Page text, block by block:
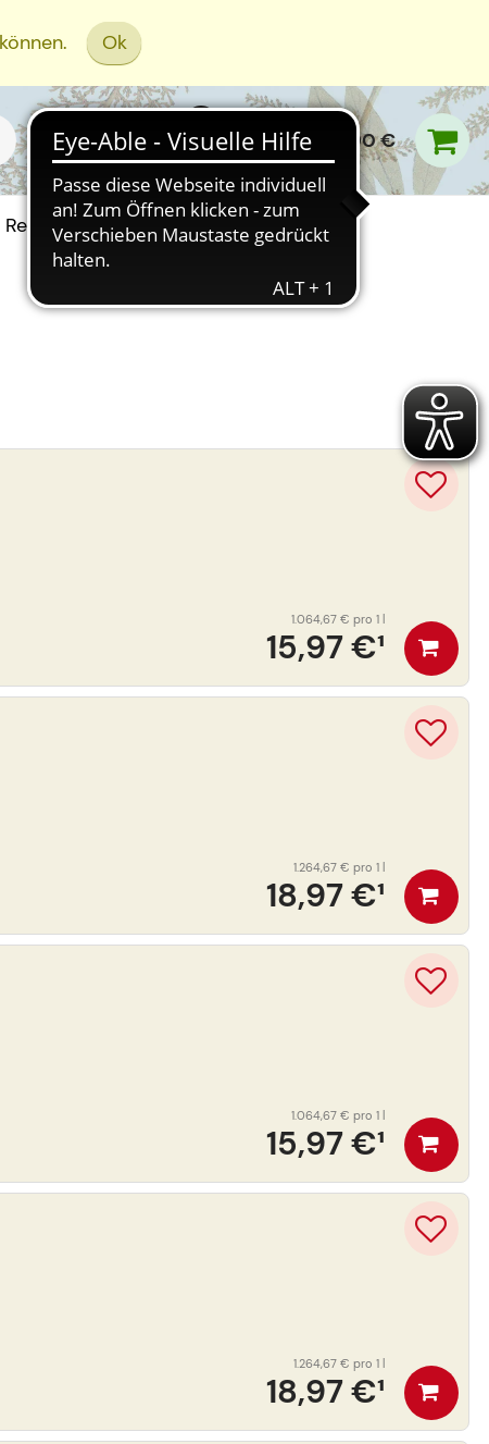
Ok
0,00 €
Rezept Einreichen
15,97 €¹
1.064,67 € pro 1 l
18,97 €¹
1.264,67 € pro 1 l
15,97 €¹
1.064,67 € pro 1 l
18,97 €¹
1.264,67 € pro 1 l